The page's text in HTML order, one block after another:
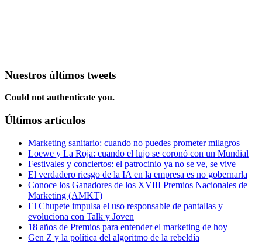
Nuestros últimos tweets
Could not authenticate you.
Últimos artículos
Marketing sanitario: cuando no puedes prometer milagros
Loewe y La Roja: cuando el lujo se coronó con un Mundial
Festivales y conciertos: el patrocinio ya no se ve, se vive
El verdadero riesgo de la IA en la empresa es no gobernarla
Conoce los Ganadores de los XVIII Premios Nacionales de
Marketing (AMKT)
El Chupete impulsa el uso responsable de pantallas y
evoluciona con Talk y Joven
18 años de Premios para entender el marketing de hoy
Gen Z y la política del algoritmo de la rebeldía